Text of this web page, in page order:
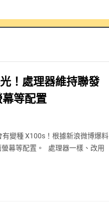
！處理器維持聯發
等配置
變種 X100s！根據新浪微博爆料
幕等配置。 處理器一樣、改用